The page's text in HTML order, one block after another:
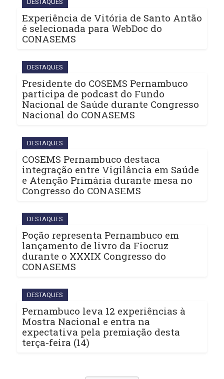
DESTAQUES
Experiência de Vitória de Santo Antão
é selecionada para WebDoc do
CONASEMS
DESTAQUES
Presidente do COSEMS Pernambuco
participa de podcast do Fundo
Nacional de Saúde durante Congresso
Nacional do CONASEMS
DESTAQUES
COSEMS Pernambuco destaca
integração entre Vigilância em Saúde
e Atenção Primária durante mesa no
Congresso do CONASEMS
DESTAQUES
Poção representa Pernambuco em
lançamento de livro da Fiocruz
durante o XXXIX Congresso do
CONASEMS
DESTAQUES
Pernambuco leva 12 experiências à
Mostra Nacional e entra na
expectativa pela premiação desta
terça-feira (14)